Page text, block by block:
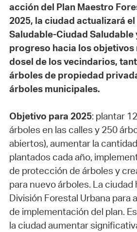
acción del Plan Maestro
2025, la ciudad actualizará
Saludable-Ciudad Saludable
progreso hacia los objetivos
dosel de los vecindarios,
árboles de propiedad
árboles municipales.
Objetivo para 2025: plantar
árboles en las calles y 250
abiertos), aumentar la
plantados cada año,
de protección de árboles y
para nuevo árboles. La ciudad
División Forestal Urbana para
de implementación del plan.
la ciudad aumentar